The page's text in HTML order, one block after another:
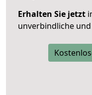
Erhalten Sie jetzt
unverbindliche